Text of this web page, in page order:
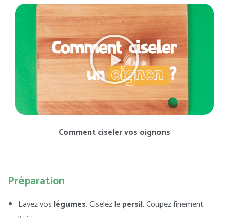
Comment ciseler vos oignons
Préparation
Lavez vos légumes. Ciselez lepersil. Coupez finement